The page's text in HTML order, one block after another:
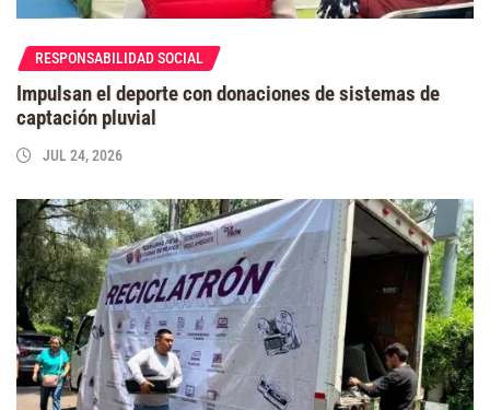
RESPONSABILIDAD SOCIAL
Impulsan el deporte con donaciones de sistemas de
captación pluvial
JUL 24, 2026